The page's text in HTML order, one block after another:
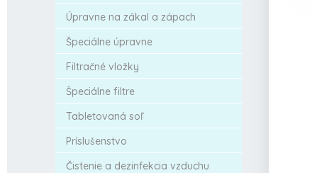
Úpravne na zákal a zápach
Špeciálne úpravne
Filtračné vložky
Špeciálne filtre
Tabletovaná soľ
Príslušenstvo
Čistenie a dezinfekcia vzduchu